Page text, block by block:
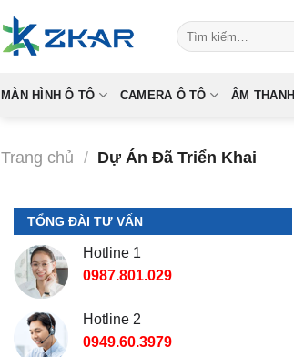
to
content
Tìm
kiếm:
MÀN HÌNH Ô TÔ CAMERA Ô TÔ ÂM THANH
Trang chủ / Dự Án Đã Triển Khai
TỔNG ĐÀI TƯ VẤN
Hotline 1
0987.801.029
Hotline 2
0949.60.3979